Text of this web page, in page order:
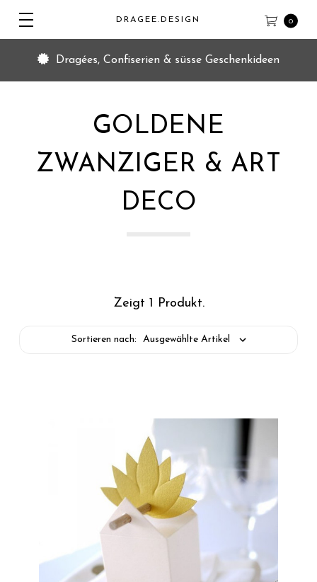
0
DRAGEE.DESIGN
Dragées, Confiserien & süsse Geschenkideen
GOLDENE
ZWANZIGER & ART
DECO
Zeigt 1 Produkt.
Sortieren nach: